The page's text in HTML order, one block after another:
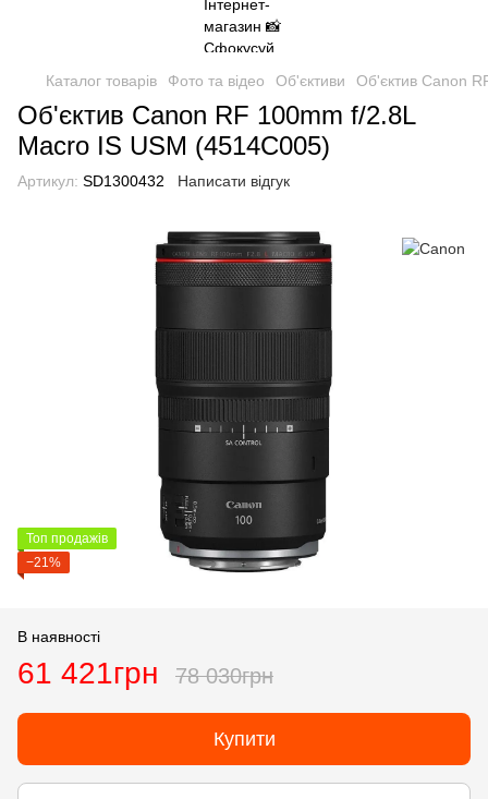
Каталог товарів Фото та відео Об'єктиви Об'єктив Canon
Об'єктив Canon RF 100mm f/2.8L
Macro IS USM (4514C005)
Артикул: SD1300432 Написати відгук
Топ продажів
−21%
В наявності
61 421грн 78 030грн
Купити